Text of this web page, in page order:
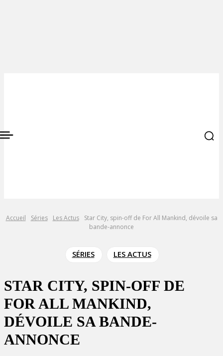
Accueil Séries Les Actus
Star City, spin-off de For All Mankind, dévoile sa
bande-annonce
SÉRIES LES ACTUS
STAR CITY, SPIN-OFF DE
FOR ALL MANKIND,
DÉVOILE SA BANDE-
ANNONCE